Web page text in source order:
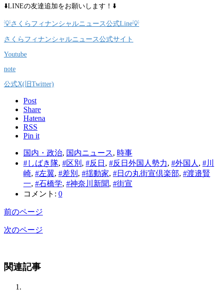
⬇️LINEの友達追加をお願いします！⬇️
💡さくらフィナンシャルニュース公式Line💡
さくらフィナンシャルニュース公式サイト
Youtube
note
公式X(旧Twitter)
Post
Share
Hatena
RSS
Pin it
国内・政治, 国内ニュース, 時事
#しばき隊, #区別 , #反日 , #反日外国人勢力, #外国人 , #川
崎, #左翼, #差別 , #揺動家, #日の丸街宣倶楽部, #渡邉賢
一, #石橋学, #神奈川新聞, #街宣
コメント: 0
前のページ
次のページ
関連記事